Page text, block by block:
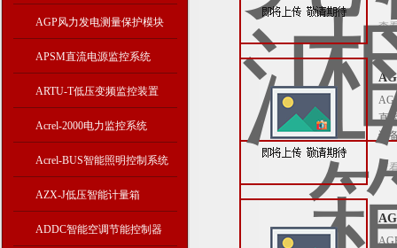
AGP风力发电测量保护模块
APSM直流电源监控系统
ARTU-T低压变频监控装置
Acrel-2000电力监控系统
Acrel-BUS智能照明控制系统
AZX-J低压智能计量箱
ADDC智能空调节能控制器
查
直
设
查